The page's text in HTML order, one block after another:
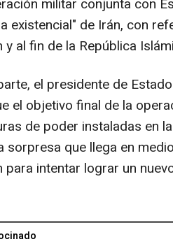
militar conjunta con
existencial" de Irán, con
y al fin de la República
el presidente de
el objetivo final de la
de poder instaladas en
sorpresa que llega en
para intentar lograr un